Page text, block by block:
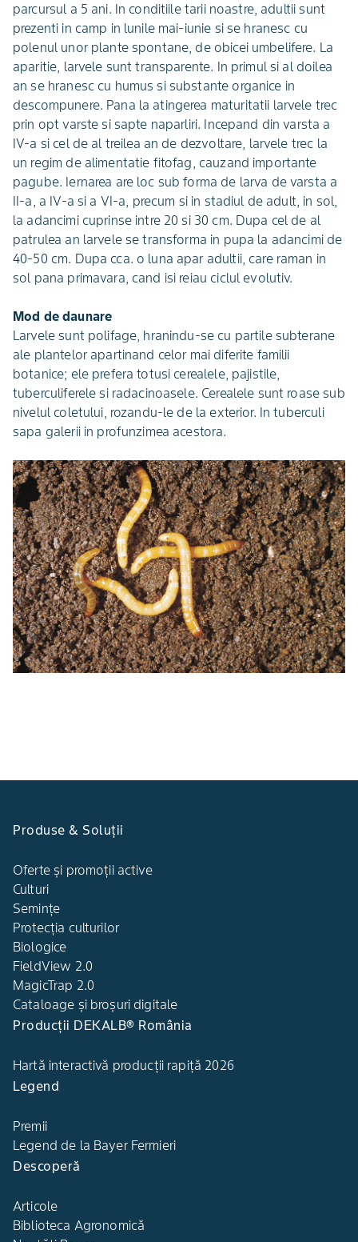
parcursul a 5 ani. In conditiile tarii noastre, adultii sunt
prezenti in camp in lunile mai-iunie si se hranesc cu
polenul unor plante spontane, de obicei umbelifere. La
aparitie, larvele sunt transparente. In primul si al doilea
an se hranesc cu humus si substante organice in
descompunere. Pana la atingerea maturitatii larvele trec
prin opt varste si sapte naparliri. Incepand din varsta a
IV-a si cel de al treilea an de dezvoltare, larvele trec la
un regim de alimentatie fitofag, cauzand importante
pagube. Iernarea are loc sub forma de larva de varsta a
II-a, a IV-a si a VI-a, precum si in stadiul de adult, in sol,
la adancimi cuprinse intre 20 si 30 cm. Dupa cel de al
patrulea an larvele se transforma in pupa la adancimi de
40-50 cm. Dupa cca. o luna apar adultii, care raman in
sol pana primavara, cand isi reiau ciclul evolutiv.
Mod de daunare
Larvele sunt polifage, hranindu-se cu partile subterane
ale plantelor apartinand celor mai diferite familii
botanice; ele prefera totusi cerealele, pajistile,
tuberculiferele si radacinoasele. Cerealele sunt roase sub
nivelul coletului, rozandu-le de la exterior. In tuberculi
sapa galerii in profunzimea acestora.
Produse & Soluții
Oferte și promoții active
Culturi
Semințe
Protecția culturilor
Biologice
FieldView 2.0
MagicTrap 2.0
Cataloage și broșuri digitale
Producții DEKALB® România
Hartă interactivă producții rapiță 2026
Legend
Premii
Legend de la Bayer Fermieri
Descoperă
Articole
Biblioteca Agronomică